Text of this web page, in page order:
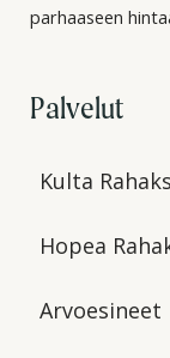
parhaaseen
Palvelut
Kulta
Hopea
Arvoesineet